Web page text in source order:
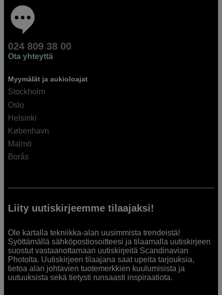
024 809 38 00
Ota yhteyttä
Myymälät ja aukioloajat
Stockholm
Oslo
Helsinki
København
Malmö
Borås
Liity uutiskirjeemme tilaajaksi!
Ole kartalla tekniikka-alan uusimmista trendeistä!
Syöttämällä sähköpostiosoitteesi ja tilaamalla uutiskirjeen
suostut vastaanottamaan uutiskirjeitä Scandinavian
Photolta. Uutiskirjeen tilaajana saat upeita tarjouksia,
tietoa alan johtavien tuotemerkkien kuulumisista ja
uutuuksista sekä tietysti runsaasti inspiraatiota.